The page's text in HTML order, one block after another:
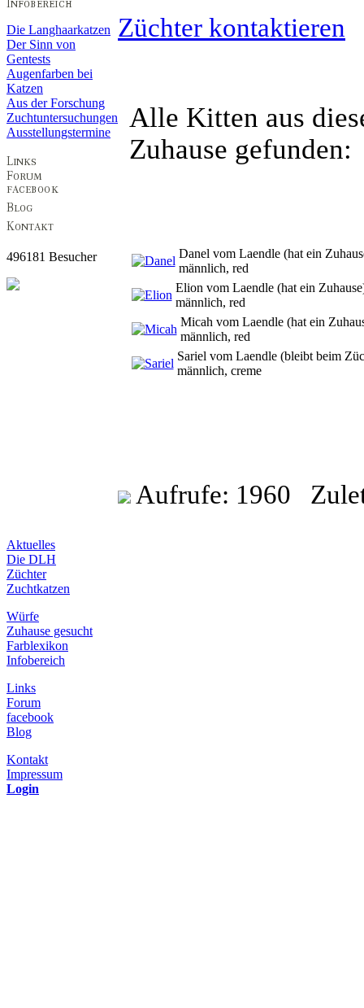
Die Langhaarkatzen
Der Sinn von
Gentests
Augenfarben bei
Katzen
Aus der Forschung
Zuchtuntersuchungen
Ausstellungstermine
496181 Besucher
Züchter kontaktieren
Alle Kitten aus
Zuhause gefunden:
Danel vom Laendle(hat ein
männlich, red
Elion vom Laendle(hat ein Zuhause
männlich, red
Micah vom Laendle(hat ein
männlich, red
Sariel vom Laendle(bleibt beim
männlich, creme
Aufrufe: 1960
Aktuelles
Die DLH
Züchter
Zuchtkatzen
Würfe
Zuhause gesucht
Farblexikon
Infobereich
Links
Forum
facebook
Blog
Kontakt
Impressum
Login